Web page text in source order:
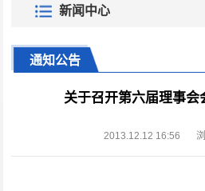
新闻中心
通知公告
关于召开第六届理事会
2013.12.12 16:56